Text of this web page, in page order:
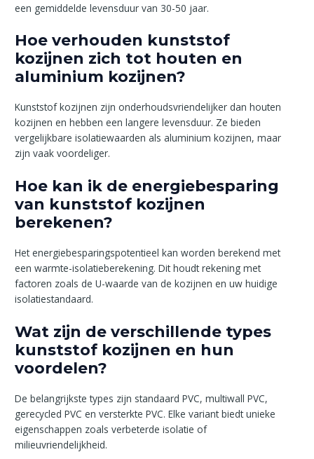
een gemiddelde levensduur van 30-50 jaar.
Hoe verhouden kunststof
kozijnen zich tot houten en
aluminium kozijnen?
Kunststof kozijnen zijn onderhoudsvriendelijker dan houten
kozijnen en hebben een langere levensduur. Ze bieden
vergelijkbare isolatiewaarden als aluminium kozijnen, maar
zijn vaak voordeliger.
Hoe kan ik de energiebesparing
van kunststof kozijnen
berekenen?
Het energiebesparingspotentieel kan worden berekend met
een warmte-isolatieberekening. Dit houdt rekening met
factoren zoals de U-waarde van de kozijnen en uw huidige
isolatiestandaard.
Wat zijn de verschillende types
kunststof kozijnen en hun
voordelen?
De belangrijkste types zijn standaard PVC, multiwall PVC,
gerecycled PVC en versterkte PVC. Elke variant biedt unieke
eigenschappen zoals verbeterde isolatie of
milieuvriendelijkheid.